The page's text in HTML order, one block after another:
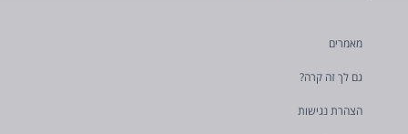
מאמרים
גם לך זה קרה?
הצהרת נגישות